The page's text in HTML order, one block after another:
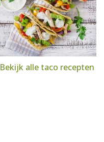
Bekijk alle taco recepten